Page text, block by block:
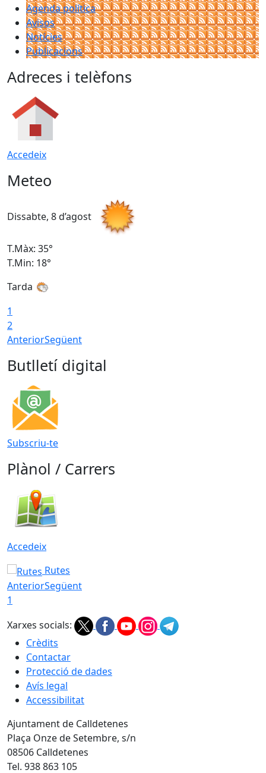
Agenda política
Avisos
Notícies
Publicacions
Adreces i telèfons
Accedeix
Meteo
Dissabte, 8 d’agost
T.Màx: 35°
T.Min: 18°
Tarda
1
2
AnteriorSegüent
Butlletí digital
Subscriu-te
Plànol / Carrers
Accedeix
Rutes
AnteriorSegüent
1
Xarxes socials:
Crèdits
Contactar
Protecció de dades
Avís legal
Accessibilitat
Ajuntament de Calldetenes
Plaça Onze de Setembre, s/n
08506 Calldetenes
Tel. 938 863 105